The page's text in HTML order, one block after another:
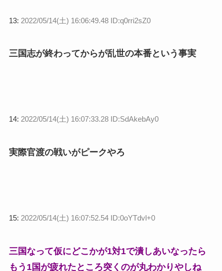
13: 2022/05/14(土) 16:06:49.48 ID:q0rri2sZ0
三国志が終わってからが乱世の本番という事実
14: 2022/05/14(土) 16:07:33.28 ID:SdAkebAy0
実際官渡の戦いがピークやろ
15: 2022/05/14(土) 16:07:52.54 ID:0oYTdvl+0
三国なって仮にどこかが1対1で潰しあいなったら
もう1国が疲れたところ突くのが丸わかりやしね